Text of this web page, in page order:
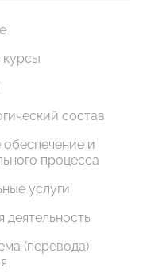
состав
и
процесса
услуги
деятельность
(перевода)